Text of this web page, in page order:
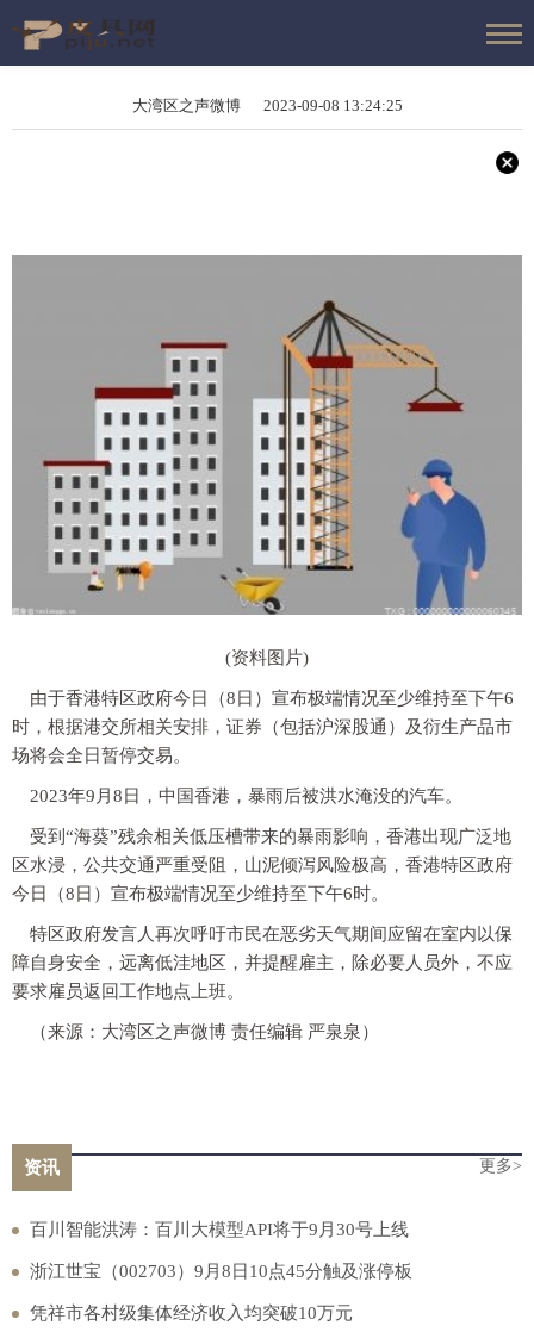
大湾区之声微博 2023-09-08 13:24:25
(资料图片)
由于香港特区政府今日（8日）宣布极端情况至少维持至下午6
时，根据港交所相关安排，证券（包括沪深股通）及衍生产品市
场将会全日暂停交易。
2023年9月8日，中国香港，暴雨后被洪水淹没的汽车。
受到“海葵”残余相关低压槽带来的暴雨影响，香港出现广泛地
区水浸，公共交通严重受阻，山泥倾泻风险极高，香港特区政府
今日（8日）宣布极端情况至少维持至下午6时。
特区政府发言人再次呼吁市民在恶劣天气期间应留在室内以保
障自身安全，远离低洼地区，并提醒雇主，除必要人员外，不应
要求雇员返回工作地点上班。
（来源：大湾区之声微博 责任编辑 严泉泉）
资讯 更多>
百川智能洪涛：百川大模型API将于9月30号上线
浙江世宝（002703）9月8日10点45分触及涨停板
凭祥市各村级集体经济收入均突破10万元